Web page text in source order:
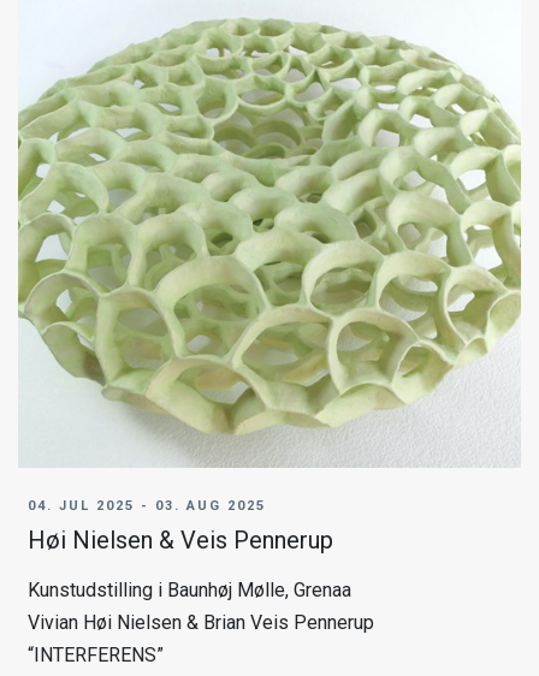
04. JUL 2025 - 03. AUG 2025
Høi Nielsen & Veis Pennerup
Kunstudstilling i Baunhøj Mølle, Grenaa
Vivian Høi Nielsen & Brian Veis Pennerup
“INTERFERENS”